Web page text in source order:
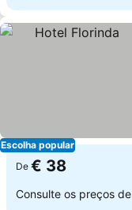
Escolha popular
De € 38
Consulte os preços de